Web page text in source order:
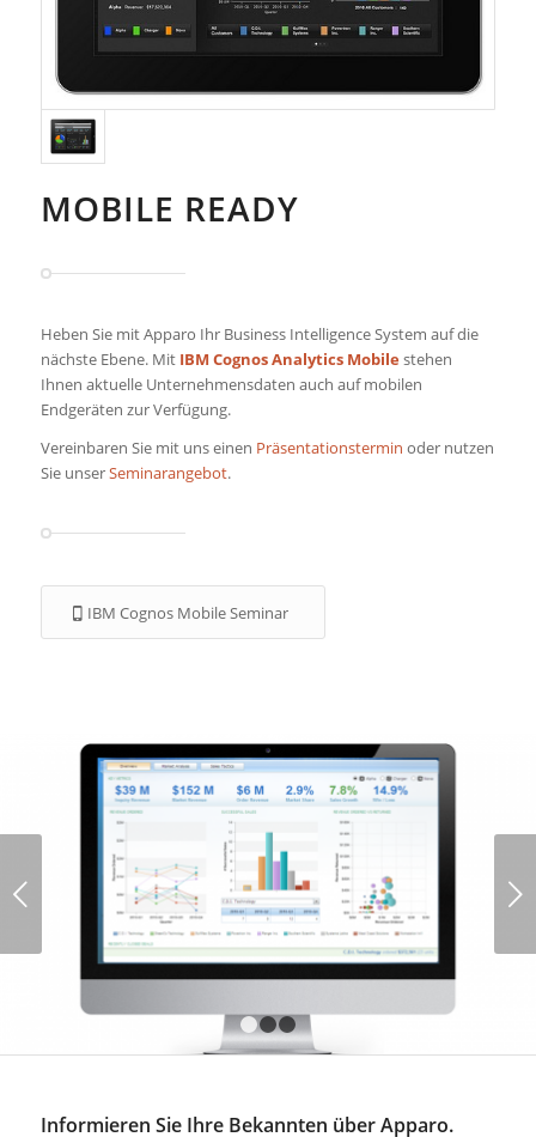
MOBILE READY
Heben Sie mit Apparo Ihr Business Intelligence System auf die
nächste Ebene. MitIBM Cognos Analytics Mobilestehen
Ihnen aktuelle Unternehmensdaten auch auf mobilen
Endgeräten zur Verfügung.
Vereinbaren Sie mit uns einen Präsentationstermin oder nutzen
Sie unserSeminarangebot.
IBM Cognos Mobile Seminar
Weiter
Informieren Sie Ihre Bekannten über Apparo.